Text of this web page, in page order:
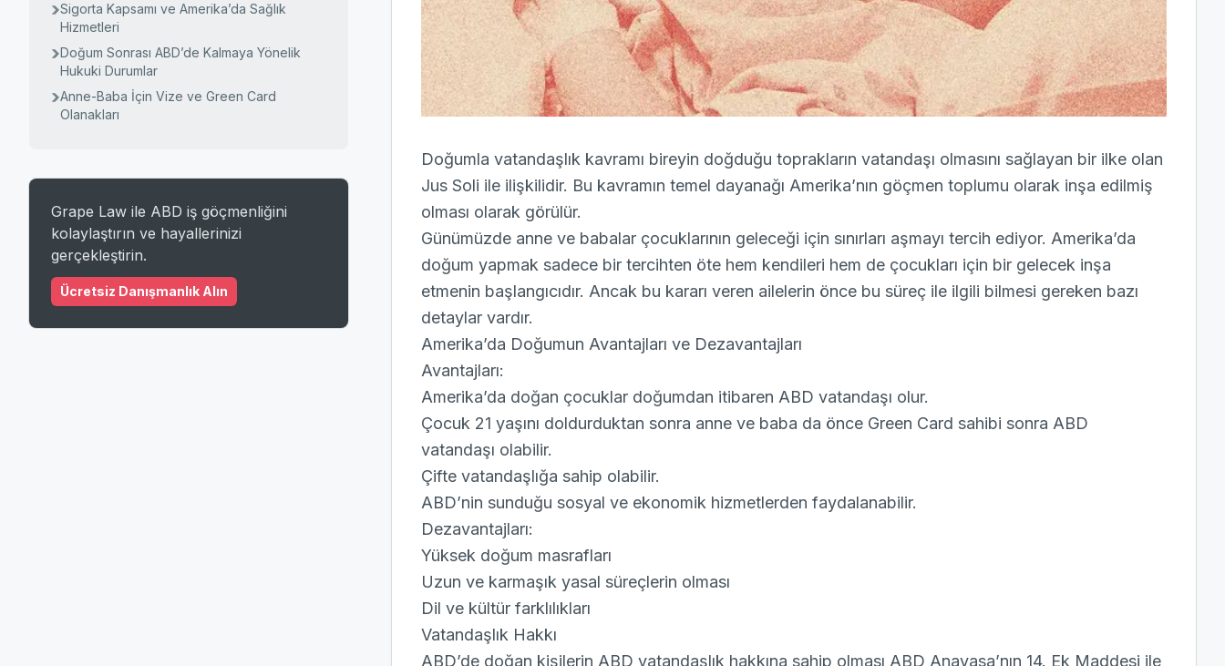
Sigorta Kapsamı ve Amerika’da Sağlık
Hizmetleri
Doğum Sonrası ABD’de Kalmaya Yönelik
Hukuki Durumlar
Anne-Baba İçin Vize ve Green Card
Olanakları
Grape Law ile ABD iş göçmenliğini
kolaylaştırın ve hayallerinizi
gerçekleştirin.
Ücretsiz Danışmanlık Alın
Doğumla vatandaşlık kavramı bireyin doğduğu toprakların vatandaşı olmasını sağlayan bir ilke olan
Jus Soli ile ilişkilidir. Bu kavramın temel dayanağı Amerika’nın göçmen toplumu olarak inşa edilmiş
olması olarak görülür.
Günümüzde anne ve babalar çocuklarının geleceği için sınırları aşmayı tercih ediyor. Amerika’da
doğum yapmak sadece bir tercihten öte hem kendileri hem de çocukları için bir gelecek inşa
etmenin başlangıcıdır. Ancak bu kararı veren ailelerin önce bu süreç ile ilgili bilmesi gereken bazı
detaylar vardır.
Amerika’da Doğumun Avantajları ve Dezavantajları
Avantajları:
Amerika’da doğan çocuklar doğumdan itibaren ABD vatandaşı olur.
Çocuk 21 yaşını doldurduktan sonra anne ve baba da önce Green Card sahibi sonra ABD
vatandaşı olabilir.
Çifte vatandaşlığa sahip olabilir.
ABD’nin sunduğu sosyal ve ekonomik hizmetlerden faydalanabilir.
Dezavantajları:
Yüksek doğum masrafları
Uzun ve karmaşık yasal süreçlerin olması
Dil ve kültür farklılıkları
Vatandaşlık Hakkı
ABD’de doğan kişilerin ABD vatandaşlık hakkına sahip olması ABD Anayasa’nın 14. Ek Maddesi ile